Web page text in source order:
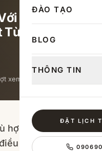
ĐÀO TẠO
BLOG
THÔNG TIN
ĐẶT LỊCH
Kiểu Tóc
A-Z
xem
hợp , việc xem xét
vô cùng quan